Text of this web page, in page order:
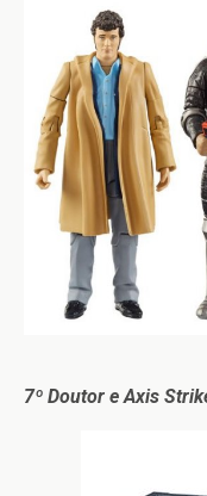
7º Doutor e Axis